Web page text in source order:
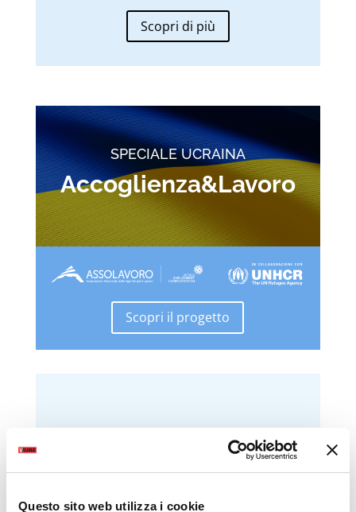
Questo sito web utilizza i cookie
Scopri di più
SPECIALE UCRAINA
Accoglienza&Lavoro
Scopri il progetto